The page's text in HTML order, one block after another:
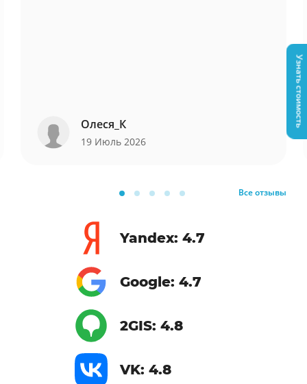
Олеся_К
19 Июль 2026
Все отзывы
Yandex: 4.7
Google: 4.7
2GIS: 4.8
VK: 4.8
Узнать стоимость